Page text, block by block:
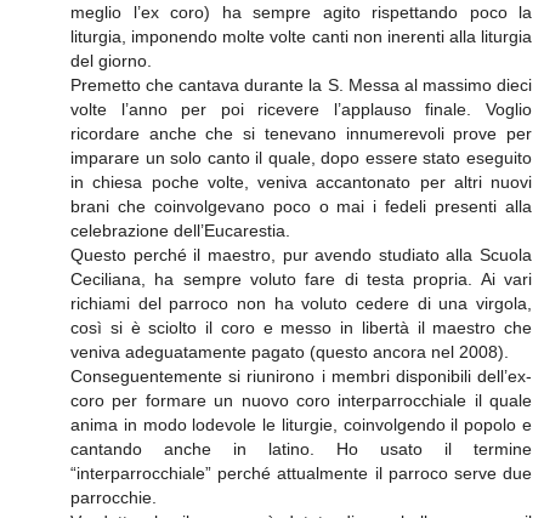
meglio l’ex coro) ha sempre agito rispettando poco la
liturgia, imponendo molte volte canti non inerenti alla liturgia
del giorno.
Premetto che cantava durante la S. Messa al massimo dieci
volte l’anno per poi ricevere l’applauso finale. Voglio
ricordare anche che si tenevano innumerevoli prove per
imparare un solo canto il quale, dopo essere stato eseguito
in chiesa poche volte, veniva accantonato per altri nuovi
brani che coinvolgevano poco o mai i fedeli presenti alla
celebrazione dell’Eucarestia.
Questo perché il maestro, pur avendo studiato alla Scuola
Ceciliana, ha sempre voluto fare di testa propria. Ai vari
richiami del parroco non ha voluto cedere di una virgola,
così si è sciolto il coro e messo in libertà il maestro che
veniva adeguatamente pagato (questo ancora nel 2008).
Conseguentemente si riunirono i membri disponibili dell’ex-
coro per formare un nuovo coro interparrocchiale il quale
anima in modo lodevole le liturgie, coinvolgendo il popolo e
cantando anche in latino. Ho usato il termine
“interparrocchiale” perché attualmente il parroco serve due
parrocchie.